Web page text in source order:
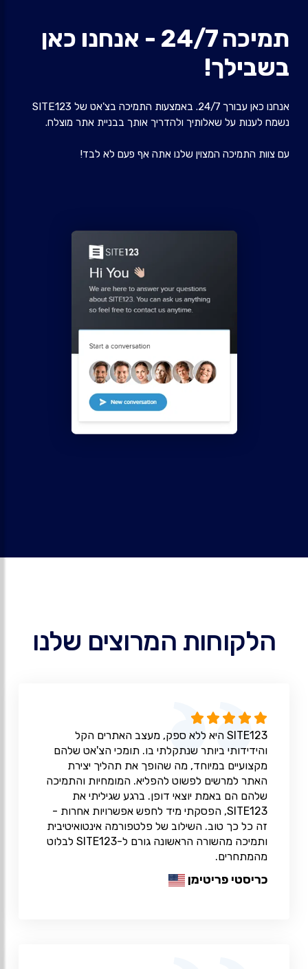
תמיכה 24/7 - אנחנו כאן
בשבילך!
אנחנו כאן עבורך 24/7. באמצעות התמיכה בצ'אט של SITE123
נשמח לענות על שאלותיך ולהדריך אותך בבניית אתר מוצלח.
עם צוות התמיכה המצוין שלנו אתה אף פעם לא לבד!
הלקוחות המרוצים שלנו
SITE123 היא ללא ספק, מעצב האתרים הקל
והידידותי ביותר שנתקלתי בו. תומכי הצ'אט שלהם
מקצועיים במיוחד, מה שהופך את תהליך יצירת
האתר למרשים לפשוט להפליא. המומחיות והתמיכה
שלהם הם באמת יוצאי דופן. ברגע שגיליתי את
SITE123, הפסקתי מיד לחפש אפשרויות אחרות -
זה כל כך טוב. השילוב של פלטפורמה אינטואיטיבית
ותמיכה מהשורה הראשונה גורם ל-SITE123 לבלוט
מהמתחרים.
כריסטי פריטימן